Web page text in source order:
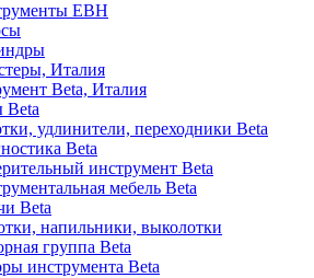
EBH
Италия
Beta, Италия
Beta
удлинители, переходники Beta
Beta
инструмент Beta
мебель Beta
Beta
напильники, выколотки
группа Beta
инструмента Beta